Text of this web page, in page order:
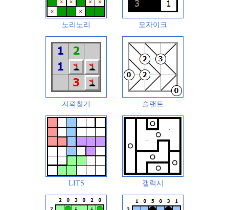
노리노리 모자이크
지뢰찾기 슬랜트
LITS 갤럭시